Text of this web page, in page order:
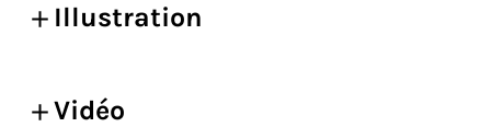
Illustration
Vidéo